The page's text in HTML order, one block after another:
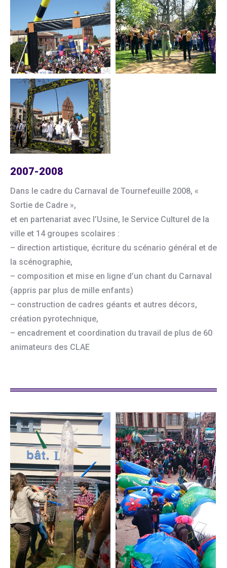
2007-2008
Dans le cadre du Carnaval de Tournefeuille 2008, «
Sortie de Cadre »,
et en partenariat avec l’Usine, le Service Culturel de la
ville et 14 groupes scolaires :
– direction artistique, écriture du scénario général et de
la scénographie,
– composition et mise en ligne d’un chant du Carnaval
(appris par plus de mille enfants)
– construction de cadres géants et autres décors,
création pyrotechnique,
– encadrement et coordination du travail de plus de 60
animateurs des CLAE